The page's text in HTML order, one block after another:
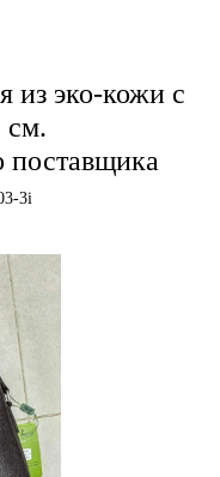
из эко-кожи с
см.
поставщика
3i